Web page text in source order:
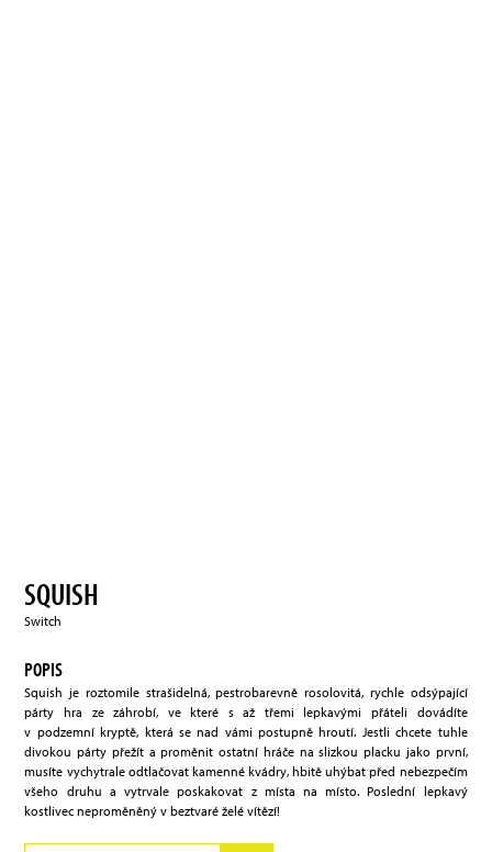
SQUISH
Switch
POPIS
Squish je roztomile strašidelná, pestrobarevně rosolovitá, rychle odsýpající
párty hra ze záhrobí, ve které s až třemi lepkavými přáteli dovádíte
v podzemní kryptě, která se nad vámi postupně hroutí. Jestli chcete tuhle
divokou párty přežít a proměnit ostatní hráče na slizkou placku jako první,
musíte vychytrale odtlačovat kamenné kvádry, hbitě uhýbat před nebezpečím
všeho druhu a vytrvale poskakovat z místa na místo. Poslední lepkavý
kostlivec neproměněný v beztvaré želé vítězí!